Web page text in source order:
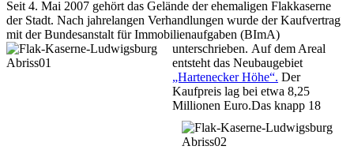
Seit 4. Mai 2007 gehört das Gelände der ehemaligen Flakkaserne
der Stadt. Nach jahrelangen Verhandlungen wurde der Kaufvertrag
mit der Bundesanstalt für Immobilienaufgaben (BImA)
unterschrieben. Auf dem Areal
entsteht das Neubaugebiet
„Hartenecker Höhe“. Der
Kaufpreis lag bei etwa 8,25
Millionen Euro.Das knapp 18